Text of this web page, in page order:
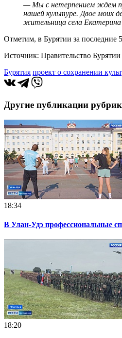
— Мы с нетерпением ждем
нашей культуре. Двое моих
жительница села Екатерина
Отметим, в Бурятии за последние
Источник: Правительство Бурятии
Бурятия проект о сохранении
Другие публикации
18:34
В Улан-Удэ профессиональные
18:20